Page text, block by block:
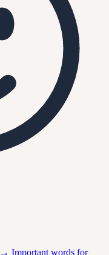
→ Important words for